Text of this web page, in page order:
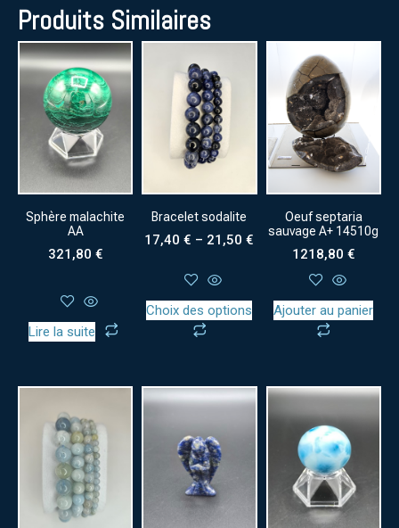
Produits Similaires
Sphère malachite
AA
321,80 €
Lire la suite
Bracelet sodalite
17,40€ – 21,50€
Choix des options
Oeuf septaria
sauvage A+ 14510g
1218,80 €
Ajouter au panier